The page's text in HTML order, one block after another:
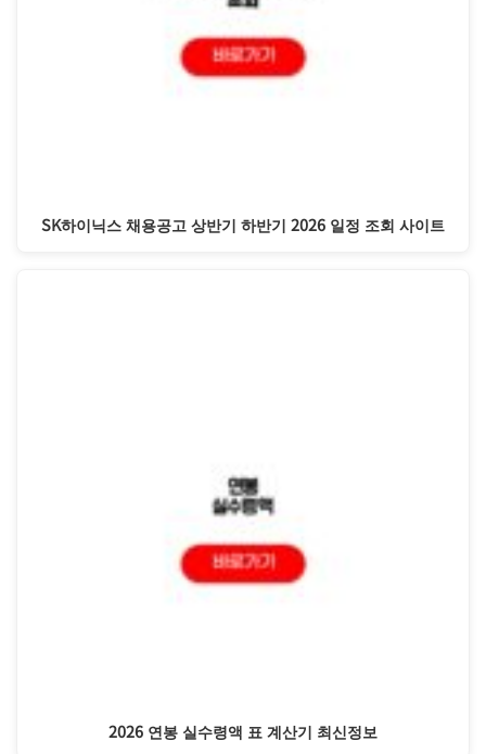
SK하이닉스 채용공고 상반기 하반기 2026 일정 조회 사이트
2026 연봉 실수령액 표 계산기 최신정보